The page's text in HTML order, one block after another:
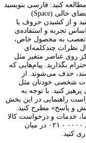
کنید: فارسی بنویسید
و از کیبورد فارسی استفاده کنید. بهتر است از فضای خالی (Space)
و از کشیدن حروف یا
تجربه و استفاده‌ی
تعصب به محصول خاص،
نظرات چندکلمه‌‌ای
روی عناصر متغیر مثل
بگذارید. پیام‌هایی که
حذف می‌شوند. از
شخصی خودتان مثل
کنید. با توجه به
راهنمایی در این بخش
و پاسخ» مطرح کنید.
خدمات و درخواست کالا
را با ایمیل info@yourdomain.com یا با شماره‌ی ۰۰۰۰ - ۰۲۱ در میان
کنید.